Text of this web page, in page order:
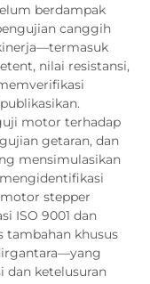
berdampak
canggih
nilai resistansi,
motor terhadap
getaran, dan
mensimulasikan
stepper
ISO 9001 dan
tambahan khusus
dan ketelusuran